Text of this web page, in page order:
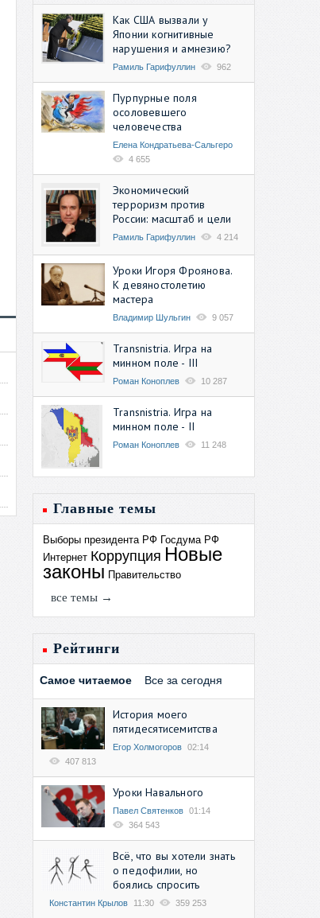
Как США вызвали у
Японии когнитивные
нарушения и амнезию?
Рамиль Гарифуллин 962
Пурпурные поля
осоловевшего
человечества
Елена Кондратьева-Сальгеро
4 655
Экономический
терроризм против
России: масштаб и цели
Рамиль Гарифуллин 4 214
Уроки Игоря Фроянова.
К девяностолетию
мастера
Владимир Шульгин 9 057
Transnistria. Игра на
минном поле - III
Роман Коноплев 10 287
Transnistria. Игра на
минном поле - II
Роман Коноплев 11 248
Главные темы
Выборы президента РФ Госдума РФ
Интернет Коррупция Новые
законы Правительство
все темы →
Рейтинги
Самое читаемое Все за сегодня
История моего
пятидесятисемитства
Егор Холмогоров 02:14
407 813
Уроки Навального
Павел Святенков 01:14
364 543
Всё, что вы хотели знать
о педофилии, но
боялись спросить
Константин Крылов 11:30 359 253